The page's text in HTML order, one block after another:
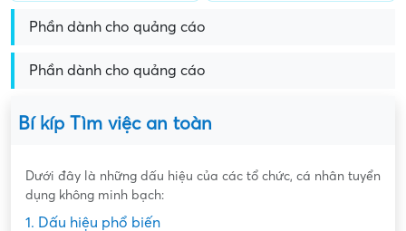
Phần dành cho quảng cáo
Phần dành cho quảng cáo
Bí kíp Tìm việc an toàn
Dưới đây là những dấu hiệu của các tổ chức, cá nhân tuyển
dụng không minh bạch:
1. Dấu hiệu phổ biến